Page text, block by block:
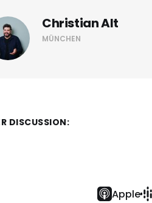
Bühler
Bühler
Christian Alt
MÜNCHEN
DISCUSSION:
Apple